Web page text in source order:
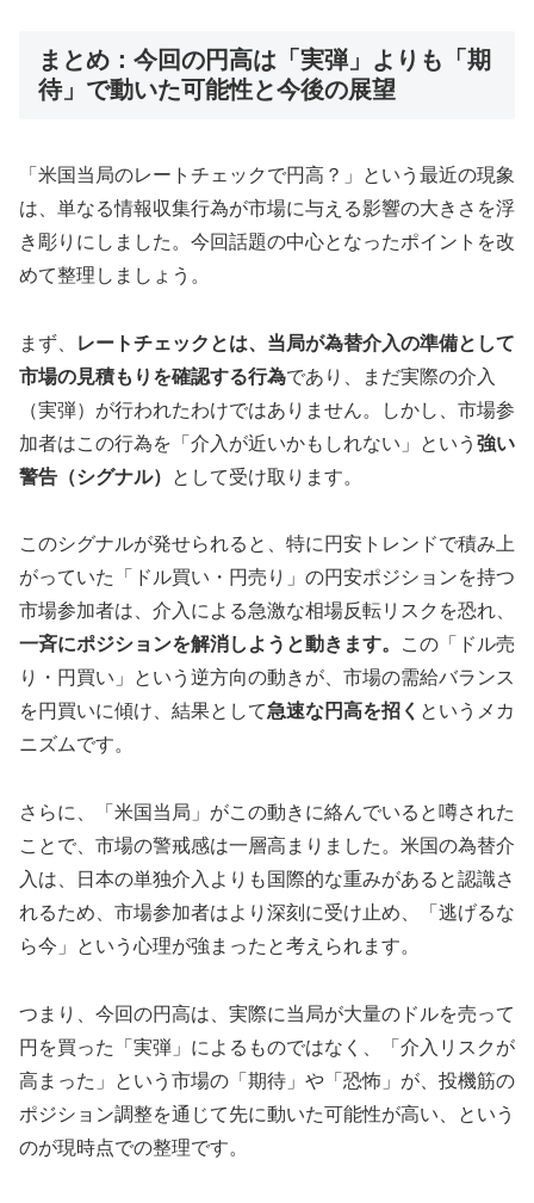
まとめ：今回の円高は「実弾」よりも「期
待」で動いた可能性と今後の展望
「米国当局のレートチェックで円高？」という最近の現象
は、単なる情報収集行為が市場に与える影響の大きさを浮
き彫りにしました。今回話題の中心となったポイントを改
めて整理しましょう。
まず、
レートチェックとは、当局が為替介入の準備として
市場の見積もりを確認する行為であり、まだ実際の介入
（実弾）が行われたわけではありません。しかし、市場参
加者はこの行為を「介入が近いかもしれない」という 強い
警告（シグナル）
として受け取ります。
このシグナルが発せられると、特に円安トレンドで積み上
がっていた「ドル買い・円売り」の円安ポジションを持つ
市場参加者は、介入による急激な相場反転リスクを恐れ、
一斉にポジションを解消しようと動きます。
この「ドル売
り・円買い」という逆方向の動きが、市場の需給バランス
を円買いに傾け、結果として急速な円高を招く というメカ
ニズムです。
さらに、「米国当局」がこの動きに絡んでいると噂された
ことで、市場の警戒感は一層高まりました。米国の為替介
入は、日本の単独介入よりも国際的な重みがあると認識さ
れるため、市場参加者はより深刻に受け止め、「逃げるな
ら今」という心理が強まったと考えられます。
つまり、今回の円高は、実際に当局が大量のドルを売って
円を買った「実弾」によるものではなく、「介入リスクが
高まった」という市場の「期待」や「恐怖」が、投機筋の
ポジション調整を通じて先に動いた可能性が高い、という
のが現時点での整理です。